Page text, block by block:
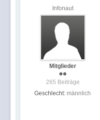
Infonaut
Mitglieder
265 Beiträge
Geschlecht: männlich